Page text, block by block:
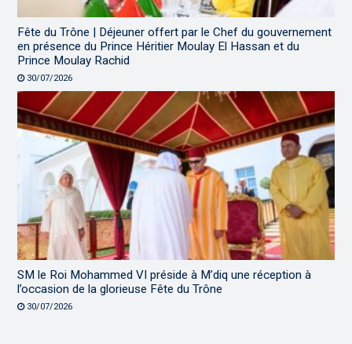
Fête du Trône | Déjeuner offert par le Chef du gouvernement
en présence du Prince Héritier Moulay El Hassan et du
Prince Moulay Rachid
30/07/2026
SM le Roi Mohammed VI préside à M’diq une réception à
l’occasion de la glorieuse Fête du Trône
30/07/2026